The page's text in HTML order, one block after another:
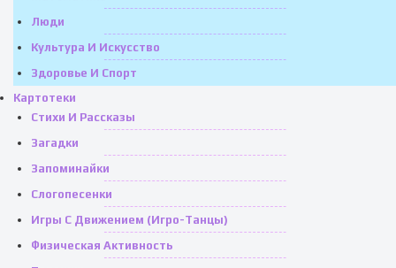
Люди
Культура И Искусство
Здоровье И Спорт
Картотеки
Стихи И Рассказы
Загадки
Запоминайки
Слогопесенки
Игры С Движением (игро-Танцы)
Физическая Активность